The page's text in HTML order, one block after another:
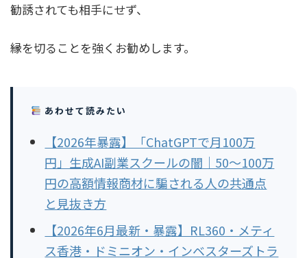
勧誘されても相手にせず、
縁を切ることを強くお勧めします。
あわせて読みたい
【2026年暴露】「ChatGPTで月100万
円」生成AI副業スクールの闇｜50〜100万
円の高額情報商材に騙される人の共通点
と見抜き方
【2026年6月最新・暴露】RL360・メティ
ス香港・ドミニオン・インベスターズトラ